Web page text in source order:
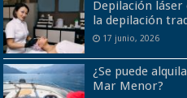
Depilación láser
la depilación
17 junio, 2026
¿Se puede
Mar Menor?